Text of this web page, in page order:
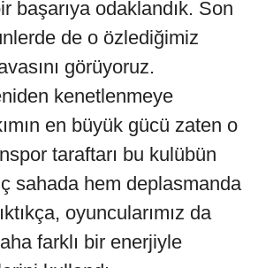
başarıya odaklandık. Son
de o özlediğimiz
görüyoruz.
kenetlenmeye
en büyük gücü zaten o
taraftarı bu kulübün
sahada hem deplasmanda
oyuncularımız da
farklı bir enerjiyle